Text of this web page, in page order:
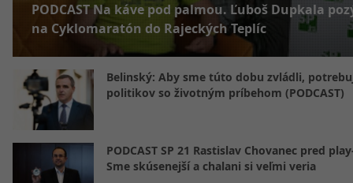
PODCAST Na káve pod palmou. Ľuboš Dupkala
na Cyklomaratón do Rajeckých Teplíc
Belinský: Aby sme túto dobu zvládli,
politikov so životným príbehom (PODCAST)
PODCAST SP 21 Rastislav Chovanec pred
Sme skúsenejší a chalani si veľmi veria